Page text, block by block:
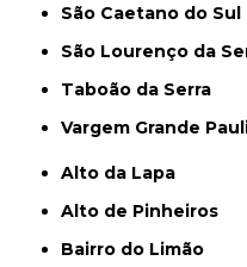
São Caetano do Sul
São Lourenço da
Taboão da Serra
Vargem Grande
Alto da Lapa
Alto de Pinheiros
Bairro do Limão